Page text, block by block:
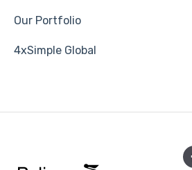
Our Portfolio
4xSimple Global